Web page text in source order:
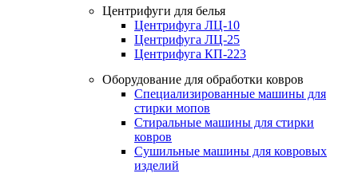
Центрифуги для белья
Центрифуга ЛЦ-10
Центрифуга ЛЦ-25
Центрифуга КП-223
Оборудование для обработки ковров
Специализированные машины для
стирки мопов
Стиральные машины для стирки
ковров
Сушильные машины для ковровых
изделий